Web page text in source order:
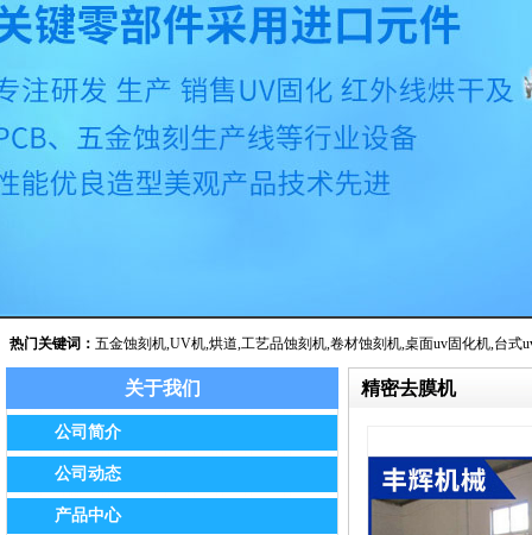
热门关键词： 五金蚀刻机,UV机,烘道,工艺品蚀刻机,卷材蚀刻机,桌面uv固化机,台式
公告：我公司已于2014年8月经保定市工商局批准正式更名为保定市
关于我们
公司简介
公司动态
产品中心
精密去膜机